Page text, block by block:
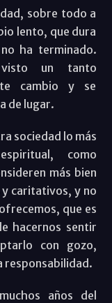
sobre todo a
lento, que dura
ha terminado.
visto un tanto
cambio y se
de lugar.
sociedad lo más
como
más bien
y caritativos, y no
que es
hacernos sentir
con gozo,
responsabilidad.
años del